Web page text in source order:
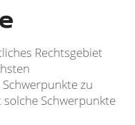
Rechtsgebiet
zu
Schwerpunkte